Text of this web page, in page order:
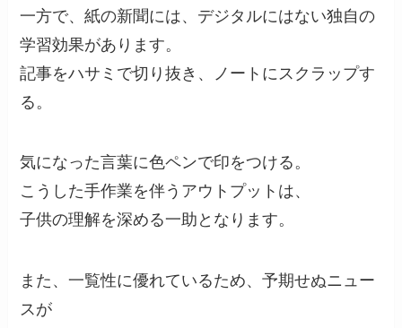
一方で、紙の新聞には、デジタルにはない独自の
学習効果があります。
記事をハサミで切り抜き、ノートにスクラップす
る。
気になった言葉に色ペンで印をつける。
こうした手作業を伴うアウトプットは、
子供の理解を深める一助となります。
また、一覧性に優れているため、予期せぬニュー
スが